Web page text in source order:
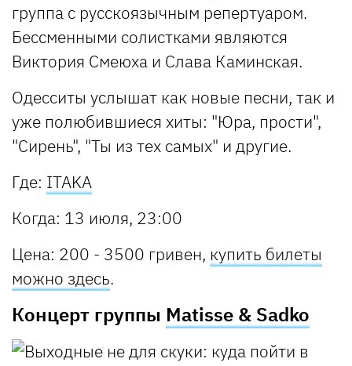
группа с русскоязычным репертуаром.
Бессменными солистками являются
Виктория Смеюха и Слава Каминская.
Одесситы услышат как новые песни, так и
уже полюбившиеся хиты: "Юра, прости",
"Сирень", "Ты из тех самых" и другие.
Где: ITAKA
Когда: 13 июля, 23:00
Цена: 200 - 3500 гривен, купить билеты
можно здесь.
Концерт группы Matisse & Sadko